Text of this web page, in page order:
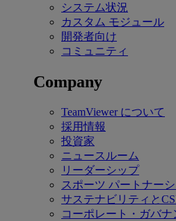
システム状況
カスタム モジュール
開発者向け
コミュニティ
Company
TeamViewer について
採用情報
投資家
ニュースルーム
リーダーシップ
スポーツ パートナー
サステナビリティと
コーポレート・ガバナ